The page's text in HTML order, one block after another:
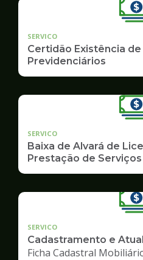
SERVICO
Certidão Existência de
Previdenciários
SERVICO
Baixa de Alvará de
Prestação de Serviços
SERVICO
Cadastramento e
Ficha Cadastral